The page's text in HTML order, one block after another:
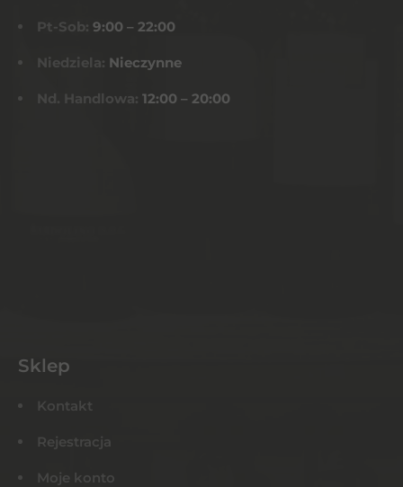
Pt-Sob: 9:00 – 22:00
Niedziela: Nieczynne
Nd. Handlowa: 12:00 – 20:00
Sklep
Kontakt
Rejestracja
Moje konto